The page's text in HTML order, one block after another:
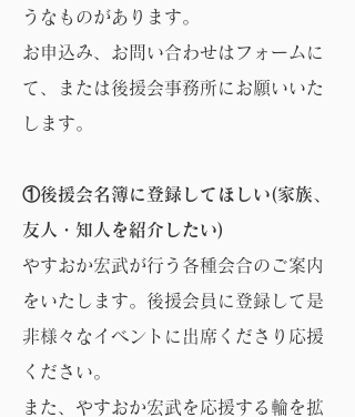
うなものがあります。
お申込み、お問い合わせはフォームに
て、または後援会事務所にお願いいた
します。
①後援会名簿に登録してほしい(家族、
友人・知人を紹介したい)
やすおか宏武が行う各種会合のご案内
をいたします。後援会員に登録して是
非様々なイベントに出席くださり応援
ください。
また、やすおか宏武を応援する輪を拡